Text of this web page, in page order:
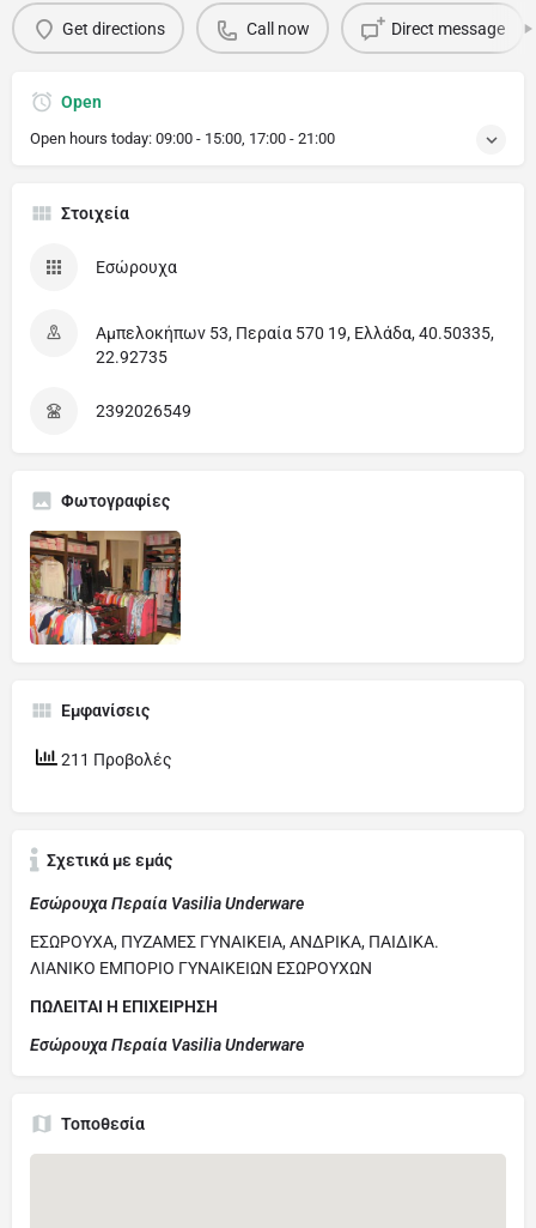
Get directions Call now Direct message
Open
Open hours today: 09:00 - 15:00, 17:00 - 21:00
Στοιχεία
Εσώρουχα
Αμπελοκήπων 53, Περαία 570 19, Ελλάδα, 40.50335,
22.92735
2392026549
Φωτογραφίες
Εμφανίσεις
211 Προβολές
Σχετικά με εμάς
Εσώρουχα Περαία Vasilia Underware
ΕΣΩΡΟΥΧΑ, ΠΥΖΑΜΕΣ ΓΥΝΑΙΚΕΙΑ, ΑΝΔΡΙΚΑ, ΠΑΙΔΙΚΑ.
ΛΙΑΝΙΚΟ ΕΜΠΟΡΙΟ ΓΥΝΑΙΚΕΙΩΝ ΕΣΩΡΟΥΧΩΝ
ΠΩΛΕΙΤΑΙ Η ΕΠΙΧΕΙΡΗΣΗ
Εσώρουχα Περαία Vasilia Underware
Τοποθεσία